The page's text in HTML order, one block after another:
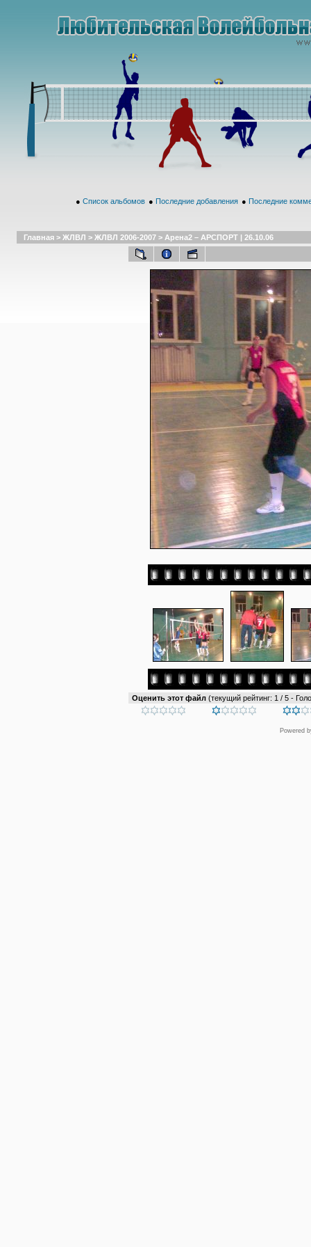
● Список альбомов ● Последние добавления ● Последние
Главная > ЖЛВЛ > ЖЛВЛ 2006-2007 > Арена2 – АРСПОРТ | 26.10.06
Оценить этот файл (текущий рейтинг: 1 / 5 -
Powered